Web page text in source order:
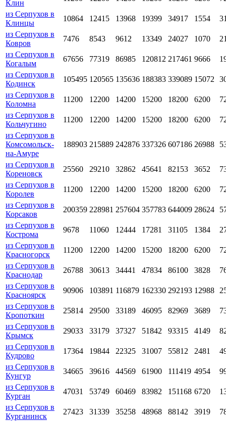
Клин
из Серпухов в
Клинцы
10864 12415 13968 19399 34917 1554
из Серпухов в
Ковров
7476 8543 9612 13349 24027 1070
из Серпухов в
Когалым
67656 77319 86985 120812 217461 9666
из Серпухов в
Кодинск
105495 120565 135636 188383 339089 15072
из Серпухов в
Коломна
11200 12200 14200 15200 18200 6200
из Серпухов в
Кольчугино
11200 12200 14200 15200 18200 6200
из Серпухов в
Комсомольск-
на-Амуре
188903 215889 242876 337326 607186 26988
из Серпухов в
Кореновск
25560 29210 32862 45641 82153 3652
из Серпухов в
Королев
11200 12200 14200 15200 18200 6200
из Серпухов в
Корсаков
200359 228981 257604 357783 644009 28624
из Серпухов в
Кострома
9678 11060 12444 17281 31105 1384
из Серпухов в
Красногорск
11200 12200 14200 15200 18200 6200
из Серпухов в
Краснодар
26788 30613 34441 47834 86100 3828
из Серпухов в
Красноярск
90906 103891 116879 162330 292193 12988
из Серпухов в
Кропоткин
25814 29500 33189 46095 82969 3689
из Серпухов в
Крымск
29033 33179 37327 51842 93315 4149
из Серпухов в
Кудрово
17364 19844 22325 31007 55812 2481
из Серпухов в
Кунгур
34665 39616 44569 61900 111419 4954
из Серпухов в
Курган
47031 53749 60469 83982 151168 6720
из Серпухов в
Курганинск
27423 31339 35258 48968 88142 3919